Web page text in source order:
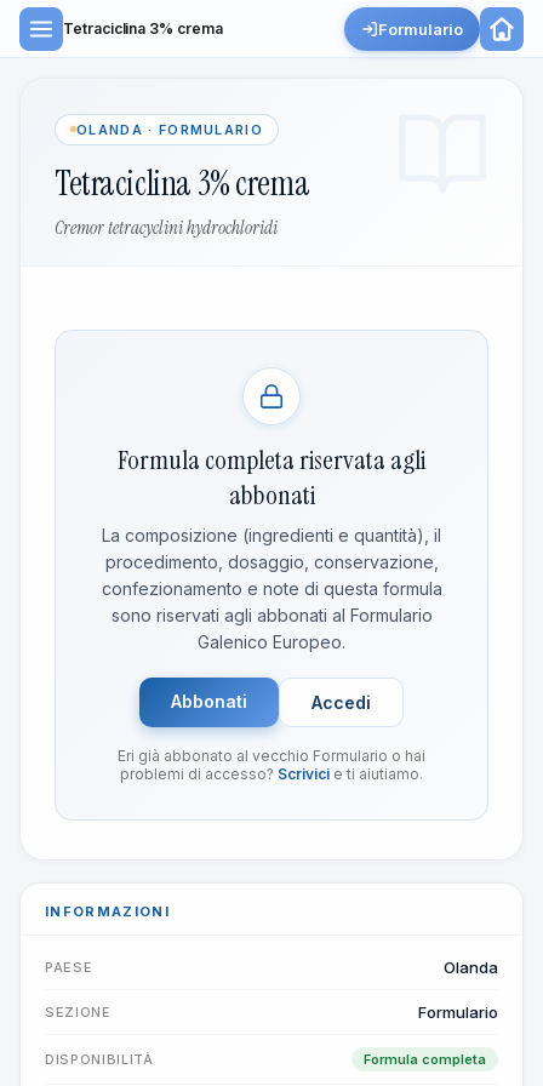
Tetraciclina 3% crema Formulario
OLANDA · FORMULARIO
Tetraciclina 3% crema
Cremor tetracyclini hydrochloridi
Formula completa riservata agli
abbonati
La composizione (ingredienti e quantità), il
procedimento, dosaggio, conservazione,
confezionamento e note di questa formula
sono riservati agli abbonati al Formulario
Galenico Europeo.
Abbonati Accedi
Eri già abbonato al vecchio Formulario o hai
problemi di accesso? Scrivici e ti aiutiamo.
INFORMAZIONI
PAESE Olanda
SEZIONE Formulario
DISPONIBILITÀ Formula completa